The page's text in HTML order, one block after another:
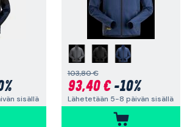
sisällä
103,80 €
93,40 €-10%
Lähetetään 5-8 päivän sisällä